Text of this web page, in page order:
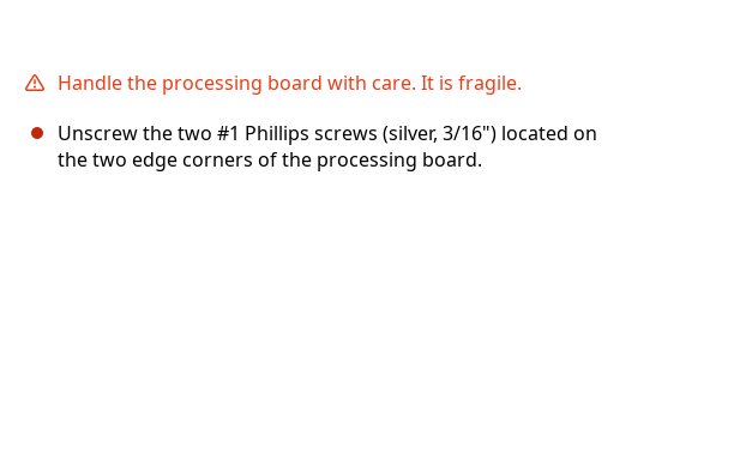
Handle the processing board with care. It is fragile.
Unscrew the two #1 Phillips screws (silver, 3/16") located on
the two edge corners of the processing board.